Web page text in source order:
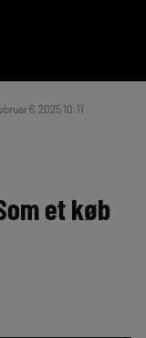
6, 2025 10:11
et køb